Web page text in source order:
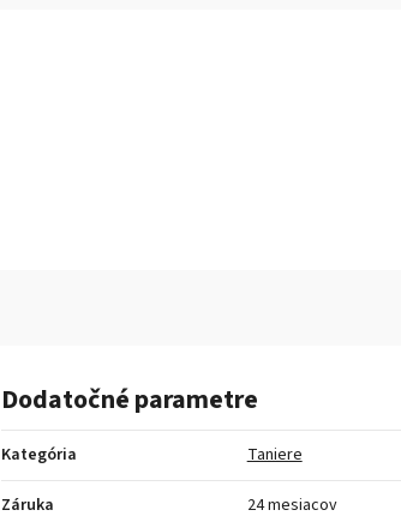
Dodatočné parametre
Kategória Taniere
Záruka 24 mesiacov